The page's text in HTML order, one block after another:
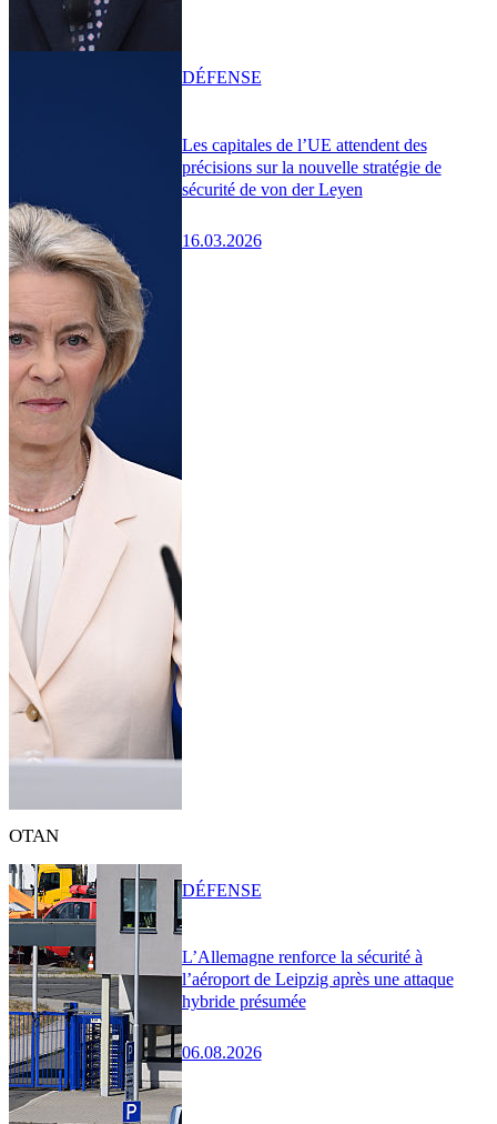
Les capitales de l’UE attendent des
précisions sur la nouvelle stratégie de
sécurité de von der Leyen
16.03.2026
DÉFENSE
OTAN
L’Allemagne renforce la sécurité à
l’aéroport de Leipzig après une attaque
hybride présumée
06.08.2026
DÉFENSE